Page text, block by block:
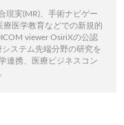
現実(MR)、手術ナビゲー
医学教育などでの新規的
viewer OsiriXの公認
ステム先端分野の研究を
連携、医療ビジネスコン